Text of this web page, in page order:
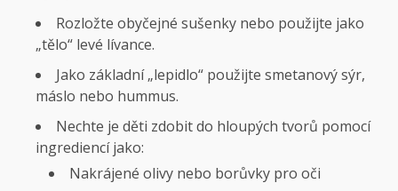
Rozložte obyčejné sušenky nebo použijte jako
„tělo“ levé lívance.
Jako základní „lepidlo“ použijte smetanový sýr,
máslo nebo hummus.
Nechte je děti zdobit do hloupých tvorů pomocí
ingrediencí jako:
Nakrájené olivy nebo borůvky pro oči